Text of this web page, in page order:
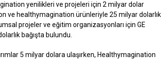
yenilikleri ve projeleri için 2 milyar dolar
ve healthymagination ürünleriyle 25 milyar dolarlık
projeler ve eğitim organizasyonları için GE
bağışta bulundu.
5 milyar dolara ulaşırken, Healthymagination